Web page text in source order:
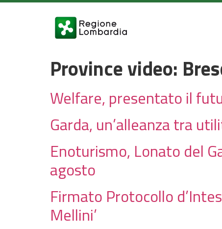
Province video:
Welfare, presentato il
Garda, un’alleanza tra
Enoturismo, Lonato del
agosto
Firmato Protocollo
Mellini’